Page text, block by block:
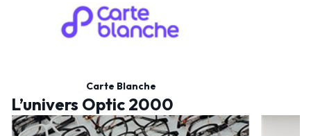
Carte Blanche
L’univers Optic 2000